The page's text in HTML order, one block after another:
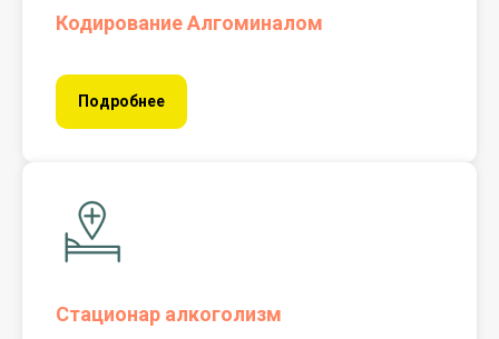
Кодирование Алгоминалом
Подробнее
Стационар алкоголизм